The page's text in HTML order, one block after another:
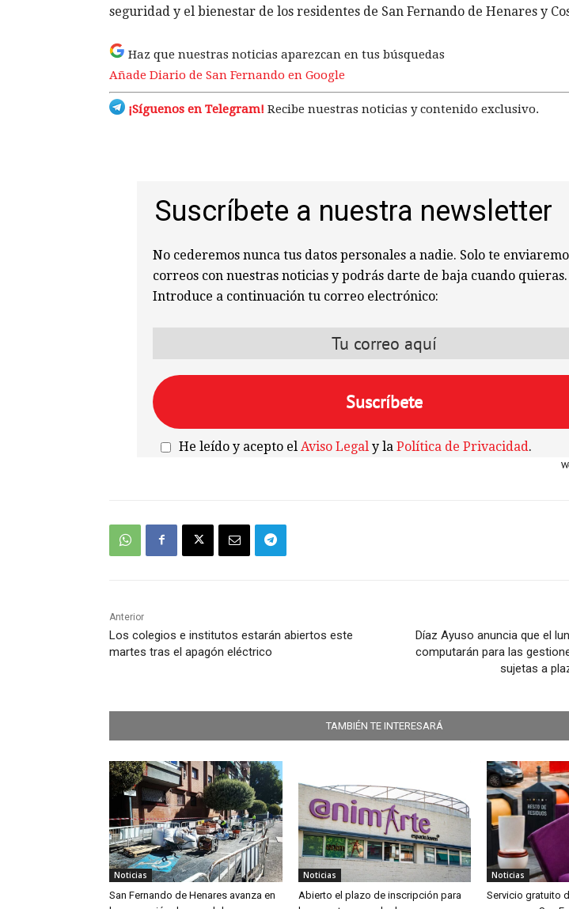
seguridad y el bienestar de los residentes de San Fernando de Henares y
Haz que nuestras noticias aparezcan en tus búsquedas
Añade Diario de San Fernando en Google
¡Síguenos en Telegram! Recibe nuestras noticias y contenido exclusivo.
Suscríbete a nuestra newsletter
No cederemos nunca tus datos personales a nadie. Solo te
correos con nuestras noticias y podrás darte de baja cuando quieras.
Introduce a continuación tu correo electrónico:
He leído y acepto el Aviso Legaly la Política de Privacidad.
Anterior
Los colegios e institutos estarán abiertos este
martes tras el apagón eléctrico
Díaz Ayuso anuncia que el
computarán para las
sujetas a
TAMBIÉN TE INTERESARÁ
Noticias
San Fernando de Henares avanza en
Noticias
Abierto el plazo de inscripción para
Noticias
Servicio gratuito